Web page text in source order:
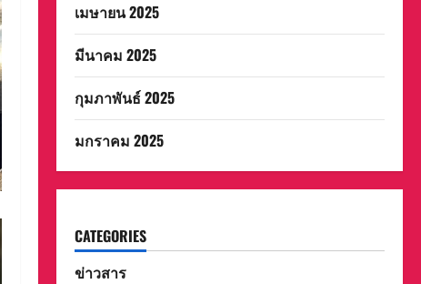
เมษายน 2025
มีนาคม 2025
กุมภาพันธ์ 2025
มกราคม 2025
CATEGORIES
ข่าวสาร